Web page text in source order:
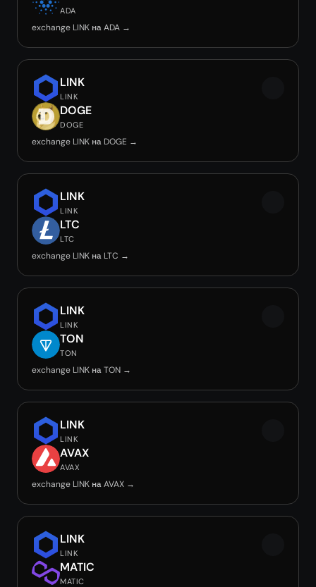
ADA
exchange LINK на ADA →
LINK
LINK
DOGE
DOGE
exchange LINK на DOGE →
LINK
LINK
LTC
LTC
exchange LINK на LTC →
LINK
LINK
TON
TON
exchange LINK на TON →
LINK
LINK
AVAX
AVAX
exchange LINK на AVAX →
LINK
LINK
MATIC
MATIC